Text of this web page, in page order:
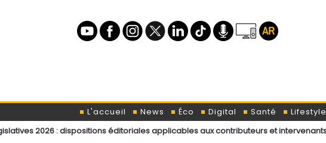
L'accueil News Éco Digital Santé Lifestyle
éditoriales applicables aux contributeurs et intervenants de L’ODJ Média